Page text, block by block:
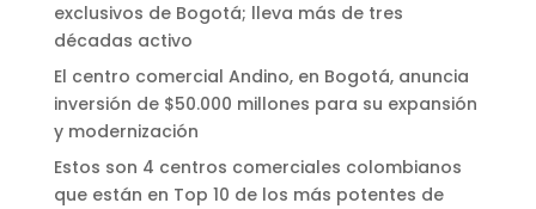
exclusivos de Bogotá; lleva más de tres
décadas activo
El centro comercial Andino, en Bogotá, anuncia
inversión de $50.000 millones para su expansión
y modernización
Estos son 4 centros comerciales colombianos
que están en Top 10 de los más potentes de